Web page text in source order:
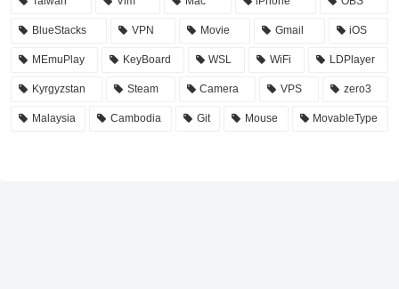
BlueStacks VPN Movie Gmail iOS
MEmuPlay KeyBoard WSL WiFi LDPlayer
Kyrgyzstan Steam Camera VPS zero3
Malaysia Cambodia Git Mouse MovableType